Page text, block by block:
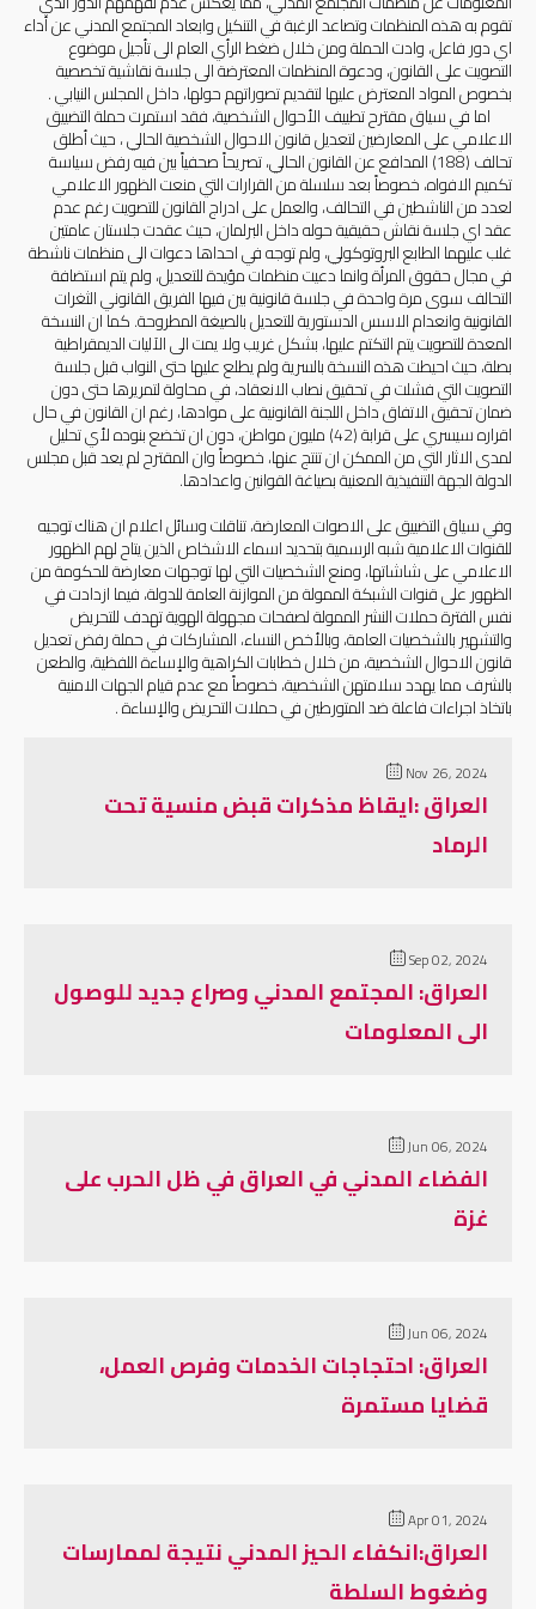
Nov 26, 2024
العراق :ايقاظ مذكرات قبض منسية تحت
الرماد
Sep 02, 2024
العراق: المجتمع المدني وصراع جديد للوصول
الى المعلومات
Jun 06, 2024
الفضاء المدني في العراق في ظل الحرب على
غزة
Jun 06, 2024
العراق: احتجاجات الخدمات وفرص العمل،
قضايا مستمرة
Apr 01, 2024
العراق:انكفاء الحيز المدني نتيجة لممارسات
وضغوط السلطة
تقوم به هذه المنظمات وتصاعد الرغبة في التنكيل وابعاد المجتمع المدني عن أداء
اي دور فاعل، وادت الحملة ومن خلال ضغط الرأي العام الى تأجيل موضوع
التصويت على القانون، ودعوة المنظمات المعترضة الى جلسة نقاشية تخصصية
بخصوص المواد المعترض عليها لتقديم تصوراتهم حولها، داخل المجلس النيابي .
اما في سياق مقترح تطييف الأحوال الشخصية، فقد استمرت حملة التضييق
الاعلامي على المعارضين لتعديل قانون الاحوال الشخصية الحالي ، حيث أطلق
تحالف (188) المدافع عن القانون الحالي، تصريحاً صحفياً بين فيه رفض سياسة
تكميم الافواه، خصوصاً بعد سلسلة من القرارات التي منعت الظهور الاعلامي
لعدد من الناشطين في التحالف، والعمل على ادراج القانون للتصويت رغم عدم
عقد اي جلسة نقاش حقيقية حوله داخل البرلمان، حيث عقدت جلستان عامتين
غلب عليهما الطابع البروتوكولي، ولم توجه في احداها دعوات الى منظمات ناشطة
في مجال حقوق المرأة وانما دعيت منظمات مؤيدة للتعديل، ولم يتم استضافة
التحالف سوى مرة واحدة في جلسة قانونية بين فيها الفريق القانوني الثغرات
القانونية وانعدام الاسس الدستورية للتعديل بالصيغة المطروحة. كما ان النسخة
المعدة للتصويت يتم التكتم عليها، بشكل غريب ولا يمت الى الآليات الديمقراطية
بصلة، حيث احيطت هذه النسخة بالسرية ولم يطلع عليها حتى النواب قبل جلسة
التصويت التي فشلت في تحقيق نصاب الانعقاد، في محاولة لتمريرها حتى دون
ضمان تحقيق الاتفاق داخل اللجنة القانونية على موادها، رغم ان القانون في حال
اقراره سيسري على قرابة (42) مليون مواطن، دون ان تخضع بنوده لأي تحليل
لمدى الاثار التي من الممكن ان تنتج عنها، خصوصاً وان المقترح لم يعد قبل مجلس
الدولة الجهة التنفيذية المعنية بصياغة القوانين واعدادها.
وفي سياق التضييق على الاصوات المعارضة، تناقلت وسائل اعلام ان هناك توجيه
للقنوات الاعلامية شبه الرسمية بتحديد اسماء الاشخاص الذين يتاح لهم الظهور
الاعلامي على شاشاتها، ومنع الشخصيات التي لها توجهات معارضة للحكومة من
الظهور على قنوات الشبكة الممولة من الموازنة العامة للدولة، فيما ازدادت في
نفس الفترة حملات النشر الممولة لصفحات مجهولة الهوية تهدف للتحريض
والتشهير بالشخصيات العامة، وبالأخص النساء، المشاركات في حملة رفض تعديل
قانون الاحوال الشخصية، من خلال خطابات الكراهية والإساءة اللفظية، والطعن
بالشرف مما يهدد سلامتهن الشخصية، خصوصاً مع عدم قيام الجهات الامنية
باتخاذ اجراءات فاعلة ضد المتورطين في حملات التحريض والإساءة .